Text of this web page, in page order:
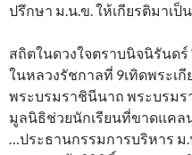
ปรึกษา ม.น.ข. ให้เกียรติมาเ
สถิตในดวงใจตราบนิจนิรันด
ในหลวงรัชกาลที่ 9เทิดพระเ
พระบรมราชินีนาถ พระบรม
มูลนิธิช่วยนักเรียนที่ขาดแคล
…ประธานกรรมการบริหาร